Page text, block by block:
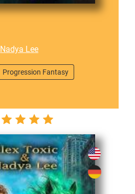
Nadya Lee
Progression Fantasy